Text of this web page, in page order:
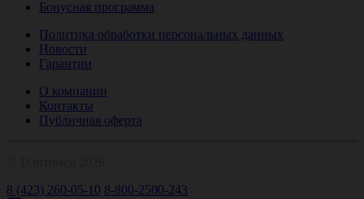
Бонусная программа
Политика обработки персональных данных
Новости
Гарантии
О компании
Контакты
Публичная оферта
8 (423) 260-05-10 8-800-2500-243